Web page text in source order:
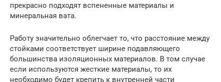
прекрасно подходят вспененные материалы и
минеральная вата.
Работу значительно облегчает то, что расстояние между
стойками соответствует ширине подавляющего
большинства изоляционных материалов. В том случае
если используются жесткие материалы, то их
необходимо будет крепить к внутренней части